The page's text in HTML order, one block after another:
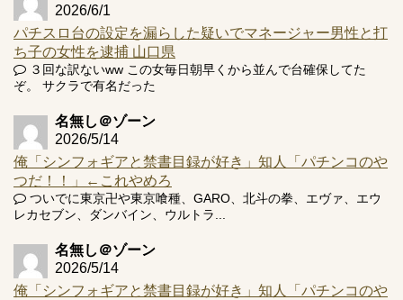
2026/6/1
パチスロ台の設定を漏らした疑いでマネージャー男性と打
ち子の女性を逮捕 山口県
３回な訳ないww この女毎日朝早くから並んで台確保してた
ぞ。 サクラで有名だった
名無し＠ゾーン
2026/5/14
俺「シンフォギアと禁書目録が好き」知人「パチンコのや
つだ！！」←これやめろ
ついでに東京卍や東京喰種、GARO、北斗の拳、エヴァ、エウ
レカセブン、ダンバイン、ウルトラ...
名無し＠ゾーン
2026/5/14
俺「シンフォギアと禁書目録が好き」知人「パチンコのや